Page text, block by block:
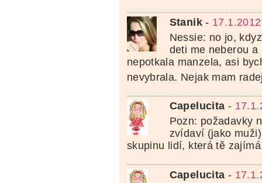
Stanik-
Nessie: no jo,
deti me neberou a
nepotkala manzela, asi
nevybrala. Nejak mam
Capelucita -
Pozn: požadavky
zvídaví (jako
skupinu lidí, která tě
Capelucita -